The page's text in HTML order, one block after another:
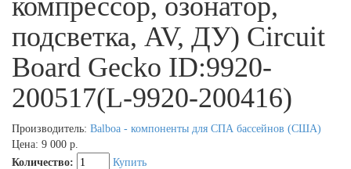
компрессор, озонатор,
подсветка, AV, ДУ) Circuit
Board Gecko ID:9920-
200517(L-9920-200416)
Производитель: Balboa - компоненты для СПА бассейнов (США)
Цена: 9 000 р.
Количество:
Купить